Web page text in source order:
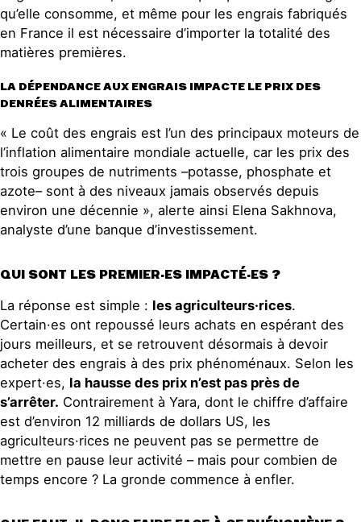
qu’elle consomme, et même pour les engrais fabriqués
en France il est nécessaire d’importer la totalité des
matières premières.
LA DÉPENDANCE AUX ENGRAIS IMPACTE LE PRIX DES
DENRÉES ALIMENTAIRES
« Le coût des engrais est l’un des principaux moteurs de
l’inflation alimentaire mondiale actuelle, car les prix des
trois groupes de nutriments –potasse, phosphate et
azote– sont à des niveaux jamais observés depuis
environ une décennie », alerte ainsi Elena Sakhnova,
analyste d’une banque d’investissement.
QUI SONT LES PREMIER·ES IMPACTÉ·ES ?
La réponse est simple : les agriculteurs·rices.
Certain·es ont repoussé leurs achats en espérant des
jours meilleurs, et se retrouvent désormais à devoir
acheter des engrais à des prix phénoménaux. Selon les
expert·es, la hausse des prix n’est pas près de
s’arrêter. Contrairement à Yara, dont le chiffre d’affaire
est d’environ 12 milliards de dollars US, les
agriculteurs·rices ne peuvent pas se permettre de
mettre en pause leur activité – mais pour combien de
temps encore ? La gronde commence à enfler.